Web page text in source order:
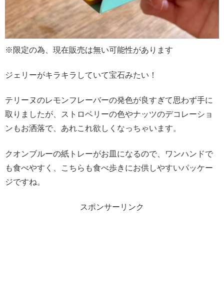
※限定の為、現在販売は無い可能性があります
ジェリーがキラキラしていて宝石みたい！
テリーヌのレモンフレーバーの発色が良すぎて思わず手に
取りましたが、ストロベリーの色やナッツのデコレーショ
ンもお洒落で、あれこれ欲しくなっちゃいます。
クオンブルーの紙トレーがお皿になるので、ワンハンドで
も食べやすく、こちらも食べ歩きにお供しやすいパッケー
ジですね。
スポンサーリンク